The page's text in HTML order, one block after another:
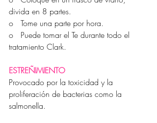
divida en 8 partes.
o   Tome una parte por hora.
o   Puede tomar el Te durante todo el
tratamiento Clark.
ESTREÑIMIENTO
Provocado por la toxicidad y la
proliferación de bacterias como la
salmonella.